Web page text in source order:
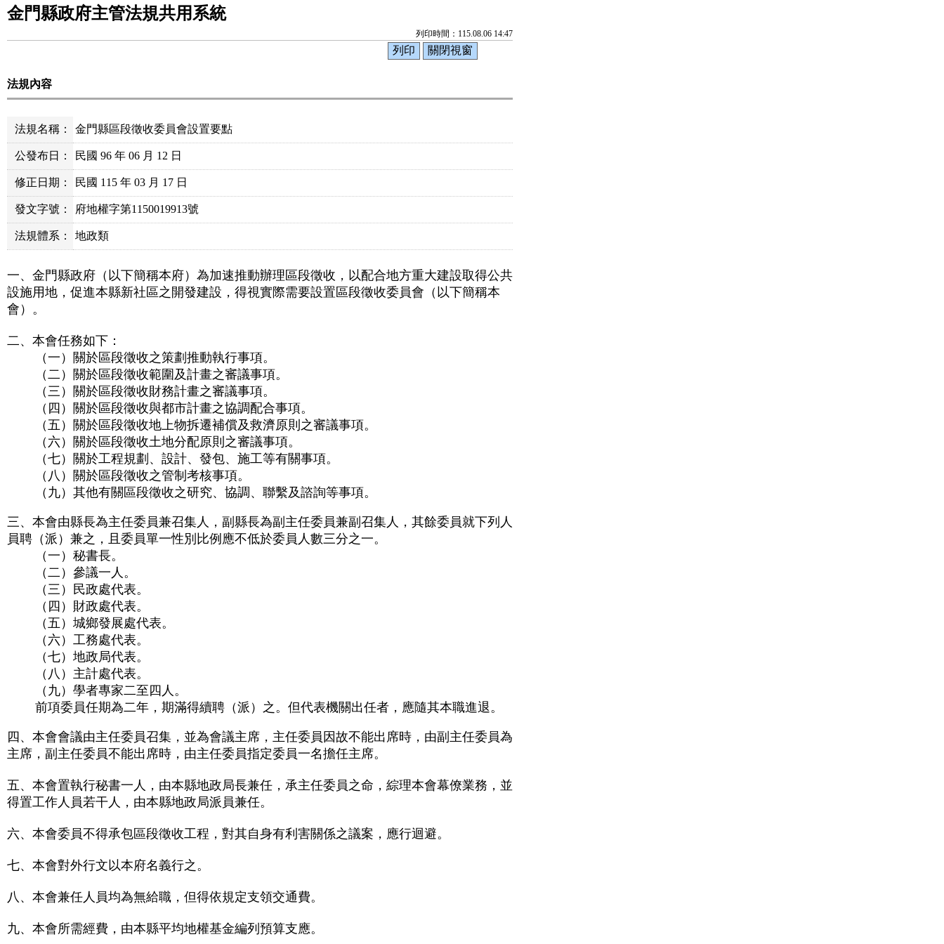
金門縣政府主管法規共用系統
列印時間：115.08.06 14:47
法規內容
法規名稱： 金門縣區段徵收委員會設置要點
公發布日： 民國 96 年 06 月 12 日
修正日期： 民國 115 年 03 月 17 日
發文字號： 府地權字第1150019913號
法規體系： 地政類
一、金門縣政府（以下簡稱本府）為加速推動辦理區段徵收，以配合地方重大建設取得公共
設施用地，促進本縣新社區之開發建設，得視實際需要設置區段徵收委員會（以下簡稱本
會）。
二、本會任務如下：
（一）關於區段徵收之策劃推動執行事項。
（二）關於區段徵收範圍及計畫之審議事項。
（三）關於區段徵收財務計畫之審議事項。
（四）關於區段徵收與都市計畫之協調配合事項。
（五）關於區段徵收地上物拆遷補償及救濟原則之審議事項。
（六）關於區段徵收土地分配原則之審議事項。
（七）關於工程規劃、設計、發包、施工等有關事項。
（八）關於區段徵收之管制考核事項。
（九）其他有關區段徵收之研究、協調、聯繫及諮詢等事項。
三、本會由縣長為主任委員兼召集人，副縣長為副主任委員兼副召集人，其餘委員就下列人
員聘（派）兼之，且委員單一性別比例應不低於委員人數三分之一。
（一）秘書長。
（二）參議一人。
（三）民政處代表。
（四）財政處代表。
（五）城鄉發展處代表。
（六）工務處代表。
（七）地政局代表。
（八）主計處代表。
（九）學者專家二至四人。
前項委員任期為二年，期滿得續聘（派）之。但代表機關出任者，應隨其本職進退。
四、本會會議由主任委員召集，並為會議主席，主任委員因故不能出席時，由副主任委員為
主席，副主任委員不能出席時，由主任委員指定委員一名擔任主席。
五、本會置執行秘書一人，由本縣地政局長兼任，承主任委員之命，綜理本會幕僚業務，並
得置工作人員若干人，由本縣地政局派員兼任。
六、本會委員不得承包區段徵收工程，對其自身有利害關係之議案，應行迴避。
七、本會對外行文以本府名義行之。
八、本會兼任人員均為無給職，但得依規定支領交通費。
九、本會所需經費，由本縣平均地權基金編列預算支應。